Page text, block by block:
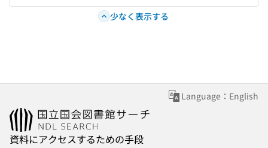
少なく表示する
Language：English
資料にアクセスするための手段